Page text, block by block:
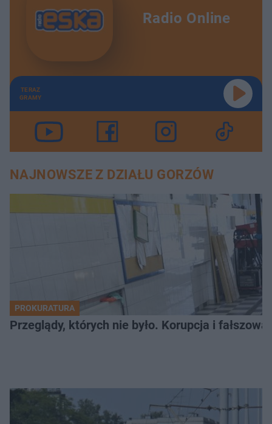
Radio Online
TERAZ
GRAMY
NAJNOWSZE Z DZIAŁU GORZÓW
PROKURATURA
Przeglądy, których nie było. Korupcja i